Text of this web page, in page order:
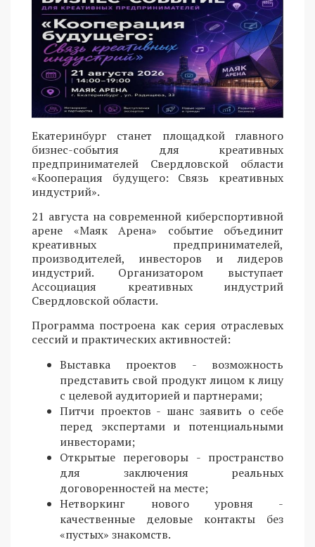
Екатеринбург станет площадкой главного
бизнес-события для креативных
предпринимателей Свердловской области
«Кооперация будущего: Связь креативных
индустрий».
21 августа на современной киберспортивной
арене «Маяк Арена» событие объединит
креативных предпринимателей,
производителей, инвесторов и лидеров
индустрий. Организатором выступает
Ассоциация креативных индустрий
Свердловской области.
Программа построена как серия отраслевых
сессий и практических активностей:
Выставка проектов - возможность
представить свой продукт лицом к лицу
с целевой аудиторией и партнерами;
Питчи проектов - шанс заявить о себе
перед экспертами и потенциальными
инвесторами;
Открытые переговоры - пространство
для заключения реальных
договоренностей на месте;
Нетворкинг нового уровня -
качественные деловые контакты без
«пустых» знакомств.